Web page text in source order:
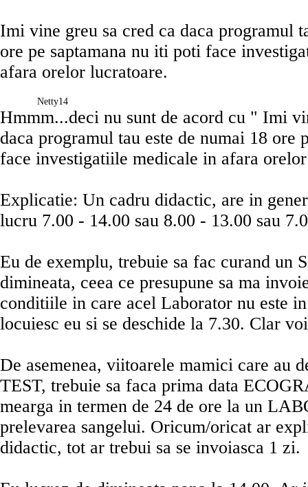
Imi vine greu sa cred ca daca programul
ore pe saptamana nu iti poti face
afara orelor lucratoare.
Netty14
Hmmm...deci nu sunt de acord cu " Imi
daca programul tau este de numai 18 ore
face investigatiile medicale in afara
Explicatie: Un cadru didactic, are in
lucru 7.00 - 14.00 sau 8.00 - 13.00 sau
Eu de exemplu, trebuie sa fac curand un
dimineata, ceea ce presupune sa ma
conditiile in care acel Laborator nu este
locuiesc eu si se deschide la 7.30. Clar
De asemenea, viitoarele mamici care au
TEST, trebuie sa faca prima data
mearga in termen de 24 de ore la un
prelevarea sangelui. Oricum/oricat ar
didactic, tot ar trebui sa se invoiasca 1 zi.